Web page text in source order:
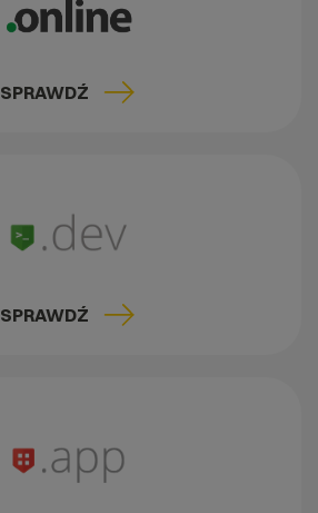
SPRAWDŹ
SPRAWDŹ